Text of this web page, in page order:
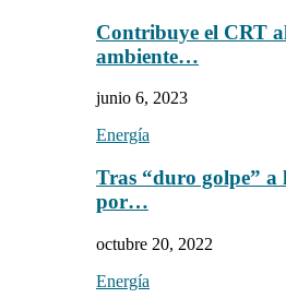
Contribuye el CRT
ambiente…
junio 6, 2023
Energía
Tras “duro golpe” a
por…
octubre 20, 2022
Energía